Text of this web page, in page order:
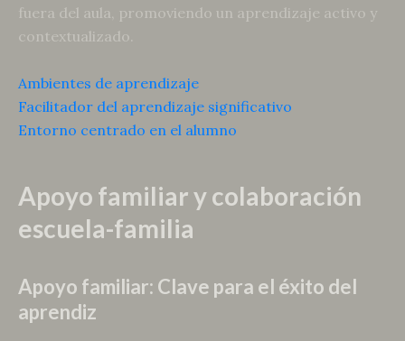
fuera del aula, promoviendo un aprendizaje activo y
contextualizado.
Ambientes de aprendizaje
Facilitador del aprendizaje significativo
Entorno centrado en el alumno
Apoyo familiar y colaboración
escuela-familia
Apoyo familiar: Clave para el éxito del
aprendiz